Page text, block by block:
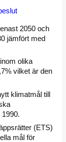
2050 och
jämfört med
olika
vilket är den
klimatmål till
(ETS)
mål för